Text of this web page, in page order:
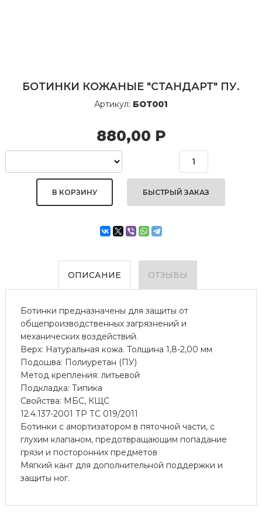
БОТИНКИ КОЖАНЫЕ "СТАНДАРТ" ПУ.
Артикул: БОТ001
880,00 Р
БЫСТРЫЙ ЗАКАЗ
ОПИСАНИЕ ОТЗЫВЫ
Ботинки предназначены для защиты от
общепроизводственных загрязнений и
механических воздействий.
Верх: Натуральная кожа. Толщина 1,8-2,00 мм
Подошва: Полиуретан (ПУ)
Метод крепления: литьевой
Подкладка: Типика
Свойства: МБС, КЩС
12.4.137-2001 ТР ТС 019/2011
Ботинки с амортизатором в пяточной части, с
глухим клапаном, предотвращающим попадание
грязи и посторонних предметов
Мягкий кант для дополнительной поддержки и
защиты ног.